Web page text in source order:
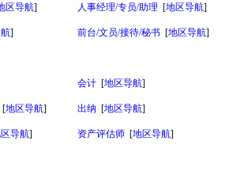
区导航] 人事经理/专员/助理 [地区导航]
] 前台/文员/接待/秘书 [地区导航]
会计 [地区导航]
[地区导航] 出纳 [地区导航]
导航] 资产评估师 [地区导航]